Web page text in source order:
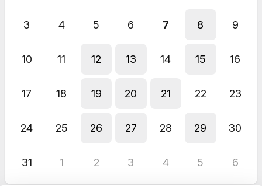
3 4 5 6 7 8 9
10 11 12 13 14 15 16
17 18 19 20 21 22 23
24 25 26 27 28 29 30
31 1 2 3 4 5 6